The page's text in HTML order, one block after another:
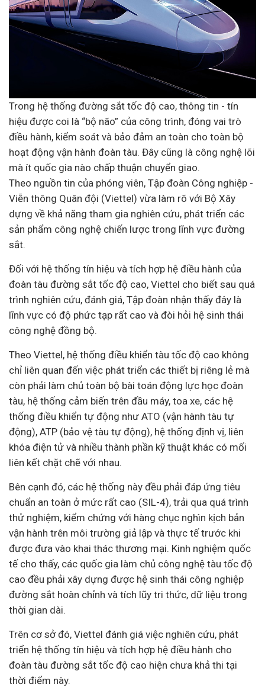
Trong hệ thống đường sắt tốc độ cao, thông tin - tín
hiệu được coi là “bộ não” của công trình, đóng vai trò
điều hành, kiểm soát và bảo đảm an toàn cho toàn bộ
hoạt động vận hành đoàn tàu. Đây cũng là công nghệ lõi
mà ít quốc gia nào chấp thuận chuyển giao.
Theo nguồn tin của phóng viên, Tập đoàn Công nghiệp -
Viễn thông Quân đội (Viettel) vừa làm rõ với Bộ Xây
dựng về khả năng tham gia nghiên cứu, phát triển các
sản phẩm công nghệ chiến lược trong lĩnh vực đường
sắt.
Đối với hệ thống tín hiệu và tích hợp hệ điều hành của
đoàn tàu đường sắt tốc độ cao, Viettel cho biết sau quá
trình nghiên cứu, đánh giá, Tập đoàn nhận thấy đây là
lĩnh vực có độ phức tạp rất cao và đòi hỏi hệ sinh thái
công nghệ đồng bộ.
Theo Viettel, hệ thống điều khiển tàu tốc độ cao không
chỉ liên quan đến việc phát triển các thiết bị riêng lẻ mà
còn phải làm chủ toàn bộ bài toán động lực học đoàn
tàu, hệ thống cảm biến trên đầu máy, toa xe, các hệ
thống điều khiển tự động như ATO (vận hành tàu tự
động), ATP (bảo vệ tàu tự động), hệ thống định vị, liên
khóa điện tử và nhiều thành phần kỹ thuật khác có mối
liên kết chặt chẽ với nhau.
Bên cạnh đó, các hệ thống này đều phải đáp ứng tiêu
chuẩn an toàn ở mức rất cao (SIL-4), trải qua quá trình
thử nghiệm, kiểm chứng với hàng chục nghìn kịch bản
vận hành trên môi trường giả lập và thực tế trước khi
được đưa vào khai thác thương mại. Kinh nghiệm quốc
tế cho thấy, các quốc gia làm chủ công nghệ tàu tốc độ
cao đều phải xây dựng được hệ sinh thái công nghiệp
đường sắt hoàn chỉnh và tích lũy tri thức, dữ liệu trong
thời gian dài.
Trên cơ sở đó, Viettel đánh giá việc nghiên cứu, phát
triển hệ thống tín hiệu và tích hợp hệ điều hành cho
đoàn tàu đường sắt tốc độ cao hiện chưa khả thi tại
thời điểm này.